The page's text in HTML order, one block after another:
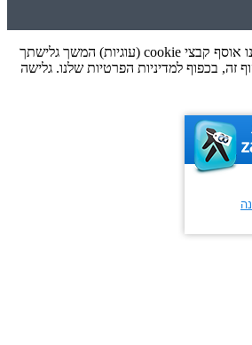
אוהבים עוגיות? האתר שלנו אוסף קבצי cookie (עוגיות) המשך גלישתך
זה, בכפוף למדיניות הפרטיות שלנו. גלישה